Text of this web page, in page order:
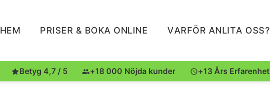
HEM PRISER & BOKA ONLINE VARFÖR ANLITA OSS?
Betyg 4,7 / 5 +18 000 Nöjda kunder +13 Års Erfarenhet